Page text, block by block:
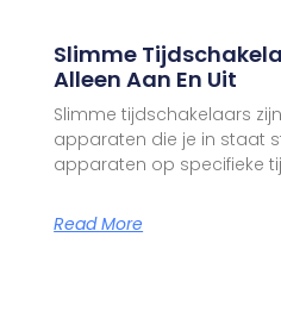
Slimme
Alleen Aan En Uit
Slimme tijdschakelaars
apparaten die je in staat
apparaten op specifieke
Read More